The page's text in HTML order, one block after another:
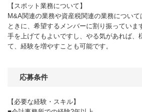
【スポット業務について】
M&A関連の業務や資産税関連の業務につい
ときに、希望するメンバーに割り振っていま
手を上げてもよいですし、やる気があれば、
て、経験を増やすことも可能です。
応募条件
【必要な経験・スキル】